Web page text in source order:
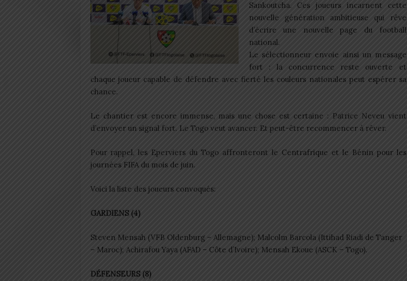
Sankoutcha. Ces joueurs incarnent cette
nouvelle génération ambitieuse qui rêve
d’écrire une nouvelle page du football
national.
Le sélectionneur envoie ainsi un message
fort : la concurrence reste ouverte et
chaque joueur capable de défendre avec fierté les couleurs nationales peut espérer sa
chance.
Le chantier est encore immense, mais une chose est certaine : Patrice Neveu vient
d’envoyer un signal fort. Le Togo veut avancer. Et peut-être recommencer à rêver.
Pour rappel, les Eperviers du Togo affronteront le Centrafrique et le Bénin pour les
journées FIFA du mois de juin.
Voici la liste des joueurs convoqués:
GARDIENS (4)
Steven Mensah (VFB Oldenburg – Allemagne); Malcolm Barcola (Ittihad Riadi de Tanger
– Maroc); Achirafou Yaya (AFAD – Côte d’Ivoire); Mensah Ekoue (ASCK – Togo).
DÉFENSEURS (8)